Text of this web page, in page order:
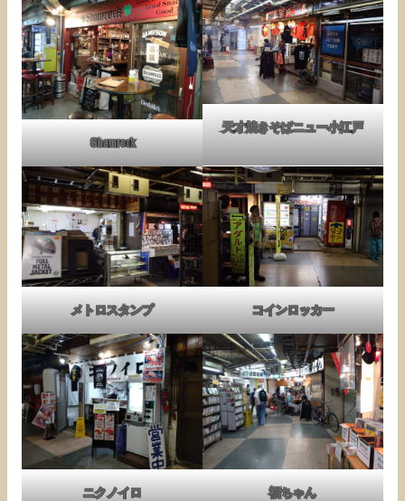
Shamrock
天才焼きそばニュー小江戸
メトロスタンプ コインロッカー
ニクノイロ 福ちゃん